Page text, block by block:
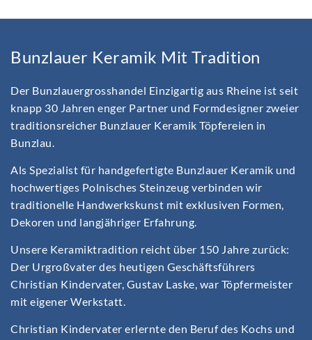
Bunzlauer Keramik Mit Tradition
Der Bunzlauergrosshandel Einzigartig aus Rheine ist seit
knapp 30 Jahren enger Partner und Formdesigner zweier
traditionsreicher Bunzlauer Keramik Töpfereien in
Bunzlau.
Als Spezialist für handgefertigte Bunzlauer Keramik und
hochwertiges Polnisches Steinzeug verbinden wir
traditionelle Handwerkskunst mit exklusiven Formen,
Dekoren und langjähriger Erfahrung.
Unsere Keramiktradition reicht über 150 Jahre zurück:
Der Urgroßvater des heutigen Geschäftsführers
Christian Kindervater, Gustav Laske, war Töpfermeister
mit eigener Werkstatt.
Christian Kindervater erlernte den Beruf des Kochs und